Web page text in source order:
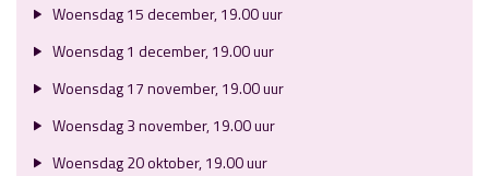
Woensdag 15 december, 19.00 uur
Woensdag 1 december, 19.00 uur
Woensdag 17 november, 19.00 uur
Woensdag 3 november, 19.00 uur
Woensdag 20 oktober, 19.00 uur